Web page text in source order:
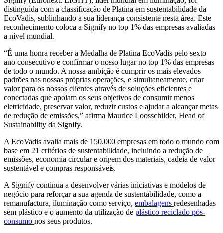
distinguida com a classificação de Platina em sustentabilidade da
EcoVadis, sublinhando a sua liderança consistente nesta área. Este
reconhecimento coloca a Signify no top 1% das empresas avaliadas
a nível mundial.
“É uma honra receber a Medalha de Platina EcoVadis pelo sexto
ano consecutivo e confirmar o nosso lugar no top 1% das empresas
de todo o mundo. A nossa ambição é cumprir os mais elevados
padrões nas nossas próprias operações, e simultaneamente, criar
valor para os nossos clientes através de soluções eficientes e
conectadas que apoiam os seus objetivos de consumir menos
eletricidade, preservar valor, reduzir custos e ajudar a alcançar metas
de redução de emissões,” afirma Maurice Loosschilder, Head of
Sustainability da Signify.
A EcoVadis avalia mais de 150.000 empresas em todo o mundo com
base em 21 critérios de sustentabilidade, incluindo a redução de
emissões, economia circular e origem dos materiais, cadeia de valor
sustentável e compras responsáveis.
A Signify continua a desenvolver várias iniciativas e modelos de
negócio para reforçar a sua agenda de sustentabilidade, como a
remanufactura, iluminação como serviço, embalagens redesenhadas
sem plástico e o aumento da utilização de plástico reciclado pós-
consumo nos seus produtos.